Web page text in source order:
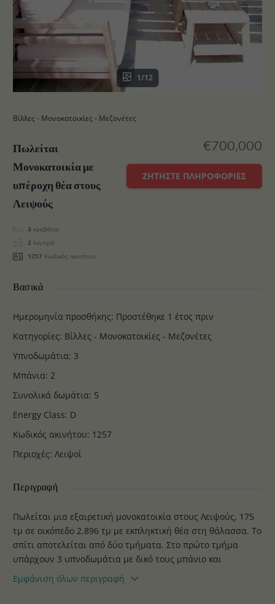
1/12
Βίλλες - Μονοκατοικίες - Μεζονέτες
Πωλείται
Μονοκατοικία με
υπέροχη θέα στους
Λειψούς
3 κρεβάτια
2 λουτρά
1257 Κωδικός ακινήτου
€700,000
ΖΗΤΉΣΤΕ ΠΛΗΡΟΦΟΡΊΕΣ
Βασικά
Ημερομηνία προσθήκης: Προστέθηκε 1 έτος πριν
Κατηγορίες: Βίλλες - Μονοκατοικίες - Μεζονέτες
Υπνοδωμάτια: 3
Μπάνια: 2
Συνολικά δωμάτια: 5
Energy Class: D
Κωδικός ακινήτου: 1257
Περιοχές: Λειψοί
Περιγραφή
Πωλείται μια εξαιρετική μονοκατοικία στους Λειψούς, 175
τμ σε οικόπεδο 2.896 τμ με εκπληκτική θέα στη θάλασσα. Το
σπίτι αποτελείται από δύο τμήματα. Στο πρώτο τμήμα
υπάρχουν 3 υπνοδωμάτια με δικό τους μπάνιο και
ανεξάρτητες εισόδους.
Εμφάνιση όλων περιγραφή